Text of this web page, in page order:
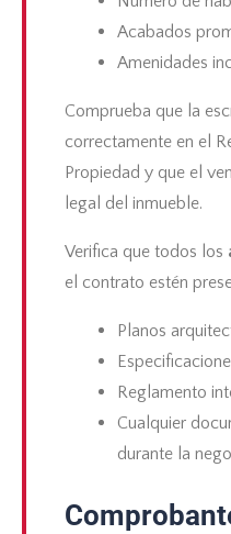
Acabados
Amenidades
Comprueba que la
correctamente en el
Propiedad y que el
legal del inmueble.
Verifica que todos los
el contrato estén
Planos
Reglamento
Cualquier
durante la